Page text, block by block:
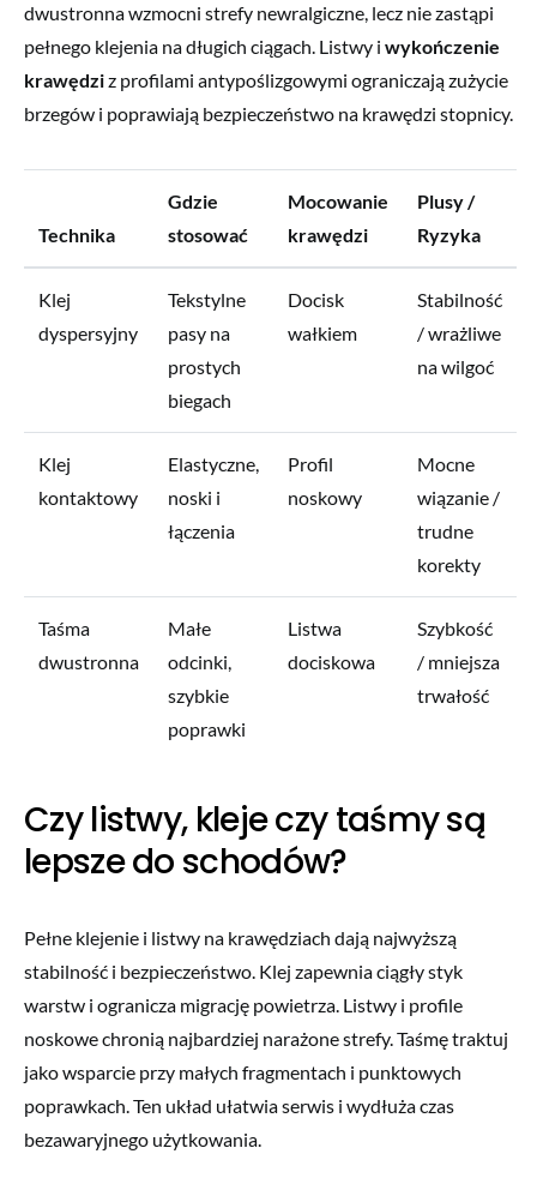
dwustronna wzmocni strefy newralgiczne, lecz nie zastąpi
pełnego klejenia na długich ciągach. Listwy i wykończenie
krawędziz profilami antypoślizgowymi ograniczają zużycie
brzegów i poprawiają bezpieczeństwo na krawędzi stopnicy.
Technika
Gdzie
stosować
Mocowanie
krawędzi
Plusy /
Ryzyka
Klej
dyspersyjny
Tekstylne
pasy na
prostych
biegach
Docisk
wałkiem
Stabilność
/ wrażliwe
na wilgoć
Klej
kontaktowy
Elastyczne,
noski i
łączenia
Profil
noskowy
Mocne
wiązanie /
trudne
korekty
Taśma
dwustronna
Małe
odcinki,
szybkie
poprawki
Listwa
dociskowa
Szybkość
/ mniejsza
trwałość
Czy listwy, kleje czy taśmy są
lepsze do schodów?
Pełne klejenie i listwy na krawędziach dają najwyższą
stabilność i bezpieczeństwo. Klej zapewnia ciągły styk
warstw i ogranicza migrację powietrza. Listwy i profile
noskowe chronią najbardziej narażone strefy. Taśmę traktuj
jako wsparcie przy małych fragmentach i punktowych
poprawkach. Ten układ ułatwia serwis i wydłuża czas
bezawaryjnego użytkowania.